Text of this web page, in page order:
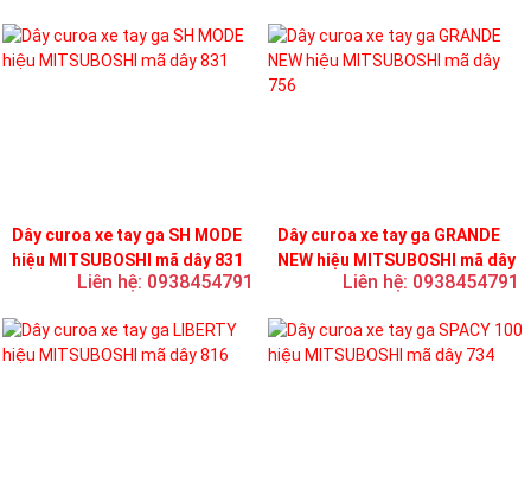
Dây curoa xe tay ga SH MODE
hiệu MITSUBOSHI mã dây 831
Liên hệ: 0938454791
Dây curoa xe tay ga GRANDE
NEW hiệu MITSUBOSHI mã dây
Liên hệ: 0938454791